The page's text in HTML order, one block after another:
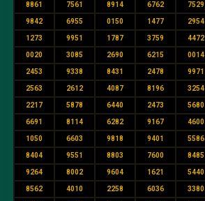
8861 7561 8914 6762 7529
9842 6955 0150 1477 2954
1273 9951 1787 3759 4472
0020 3085 2690 6215 0014
2453 9338 8431 2478 9971
2563 2612 4087 8196 3254
2217 5878 6440 2473 5680
6691 8114 6282 9167 4600
1050 6603 9818 9401 5586
8404 9551 8803 7600 8485
9264 8002 9604 1621 5440
8562 4010 2258 6036 3380